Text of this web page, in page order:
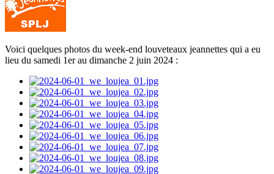
Voici quelques photos du week-end louveteaux jeannettes qui a eu
lieu du samedi 1er au dimanche 2 juin 2024 :